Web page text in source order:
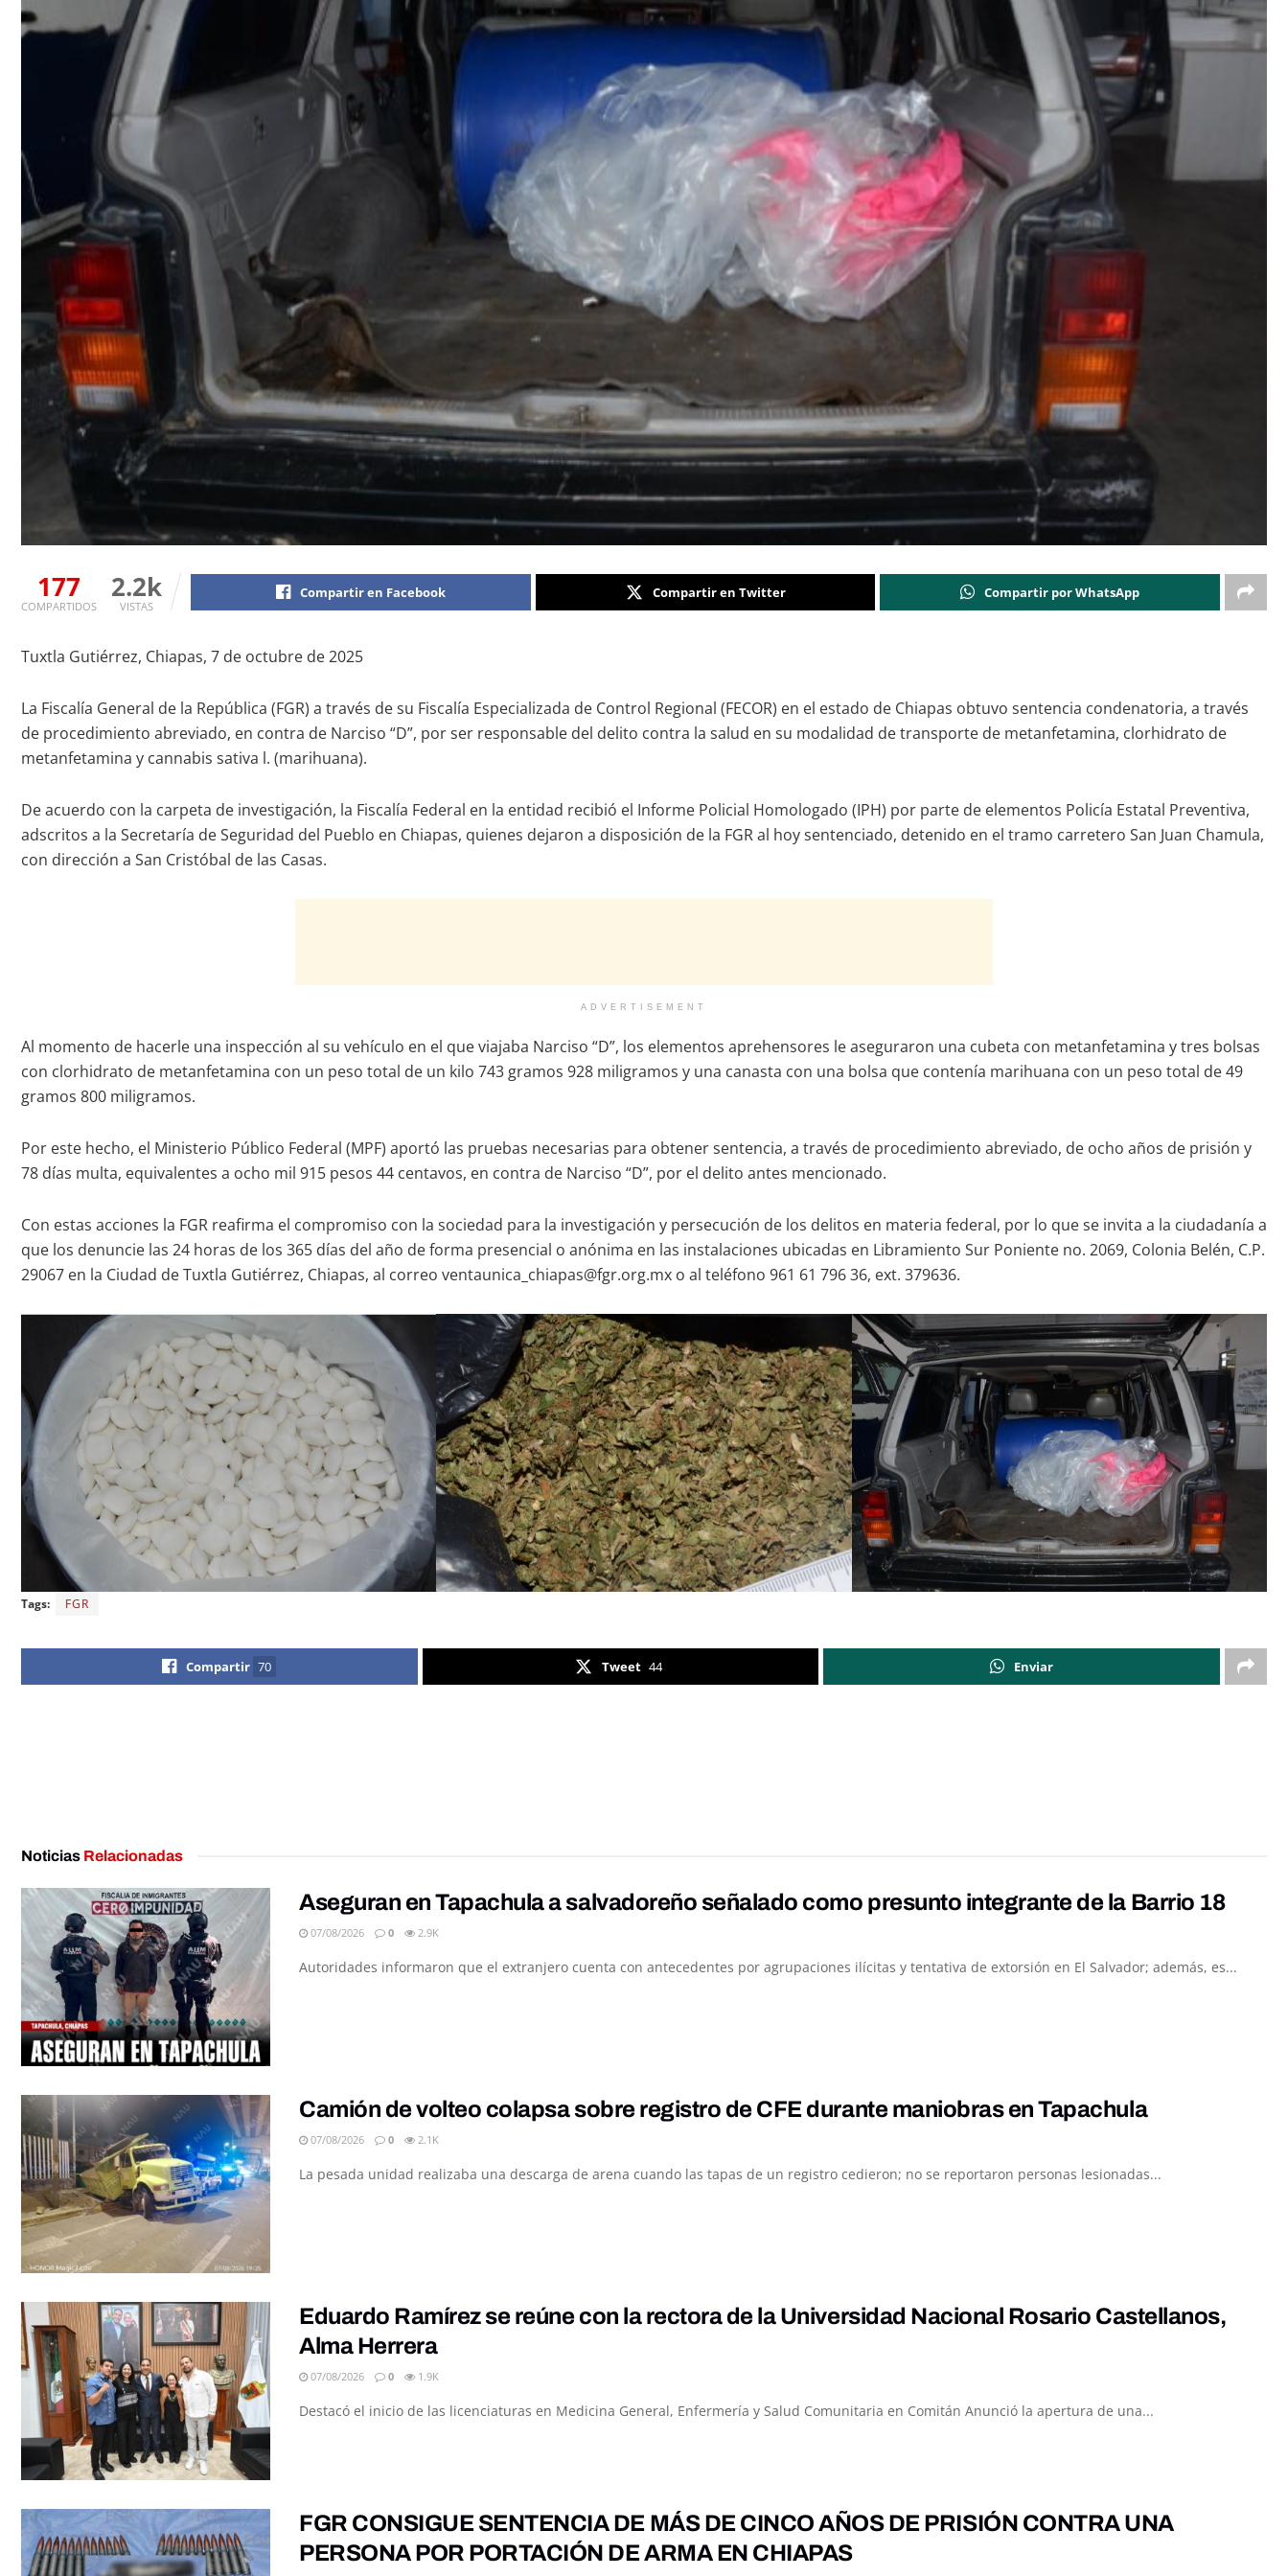
177
COMPARTIDOS
2.2k
VISTAS
Compartir en Facebook Compartir en Twitter Compartir por WhatsApp
Tuxtla Gutiérrez, Chiapas, 7 de octubre de 2025
La Fiscalía General de la República (FGR) a través de su Fiscalía Especializada de Control Regional (FECOR) en el estado de Chiapas obtuvo sentencia condenatoria, a través
de procedimiento abreviado, en contra de Narciso “D”, por ser responsable del delito contra la salud en su modalidad de transporte de metanfetamina, clorhidrato de
metanfetamina y cannabis sativa l. (marihuana).
De acuerdo con la carpeta de investigación, la Fiscalía Federal en la entidad recibió el Informe Policial Homologado (IPH) por parte de elementos Policía Estatal Preventiva,
adscritos a la Secretaría de Seguridad del Pueblo en Chiapas, quienes dejaron a disposición de la FGR al hoy sentenciado, detenido en el tramo carretero San Juan Chamula,
con dirección a San Cristóbal de las Casas.
ADVERTISEMENT
Al momento de hacerle una inspección al su vehículo en el que viajaba Narciso “D”, los elementos aprehensores le aseguraron una cubeta con metanfetamina y tres bolsas
con clorhidrato de metanfetamina con un peso total de un kilo 743 gramos 928 miligramos y una canasta con una bolsa que contenía marihuana con un peso total de 49
gramos 800 miligramos.
Por este hecho, el Ministerio Público Federal (MPF) aportó las pruebas necesarias para obtener sentencia, a través de procedimiento abreviado, de ocho años de prisión y
78 días multa, equivalentes a ocho mil 915 pesos 44 centavos, en contra de Narciso “D”, por el delito antes mencionado.
Con estas acciones la FGR reafirma el compromiso con la sociedad para la investigación y persecución de los delitos en materia federal, por lo que se invita a la ciudadanía a
que los denuncie las 24 horas de los 365 días del año de forma presencial o anónima en las instalaciones ubicadas en Libramiento Sur Poniente no. 2069, Colonia Belén, C.P.
29067 en la Ciudad de Tuxtla Gutiérrez, Chiapas, al correo ventaunica_chiapas@fgr.org.mx o al teléfono 961 61 796 36, ext. 379636.
Tags: FGR
Compartir 70 Tweet 44 Enviar
Noticias Relacionadas
Aseguran en Tapachula a salvadoreño señalado como presunto integrante de la Barrio 18
07/08/2026 0 2.9K
Autoridades informaron que el extranjero cuenta con antecedentes por agrupaciones ilícitas y tentativa de extorsión en El Salvador; además, es...
Camión de volteo colapsa sobre registro de CFE durante maniobras en Tapachula
07/08/2026 0 2.1K
La pesada unidad realizaba una descarga de arena cuando las tapas de un registro cedieron; no se reportaron personas lesionadas...
Eduardo Ramírez se reúne con la rectora de la Universidad Nacional Rosario Castellanos,
Alma Herrera
07/08/2026 0 1.9K
Destacó el inicio de las licenciaturas en Medicina General, Enfermería y Salud Comunitaria en Comitán Anunció la apertura de una...
FGR CONSIGUE SENTENCIA DE MÁS DE CINCO AÑOS DE PRISIÓN CONTRA UNA
PERSONA POR PORTACIÓN DE ARMA EN CHIAPAS